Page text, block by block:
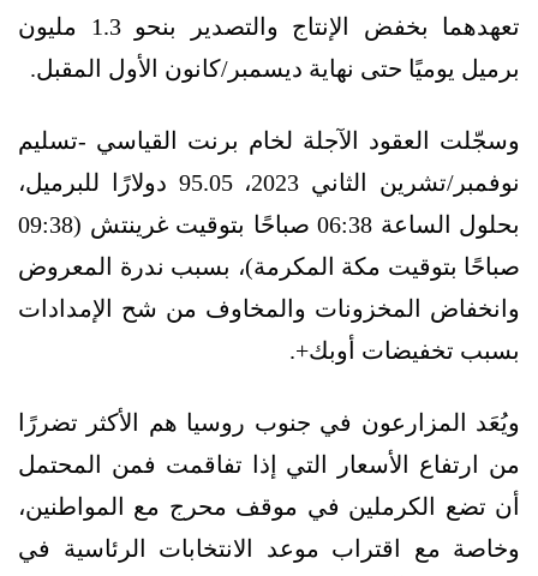
تعهدهما بخفض الإنتاج والتصدير بنحو 1.3 مليون
برميل يوميًا حتى نهاية ديسمبر/كانون الأول المقبل.
وسجّلت العقود الآجلة لخام برنت القياسي -تسليم
نوفمبر/تشرين الثاني 2023، 95.05 دولارًا للبرميل،
بحلول الساعة 06:38 صباحًا بتوقيت غرينتش (09:38
صباحًا بتوقيت مكة المكرمة)، بسبب ندرة المعروض
وانخفاض المخزونات والمخاوف من شح الإمدادات
بسبب تخفيضات أوبك+.
ويُعَد المزارعون في جنوب روسيا هم الأكثر تضررًا
من ارتفاع الأسعار التي إذا تفاقمت فمن المحتمل
أن تضع الكرملين في موقف محرج مع المواطنين،
وخاصة مع اقتراب موعد الانتخابات الرئاسية في